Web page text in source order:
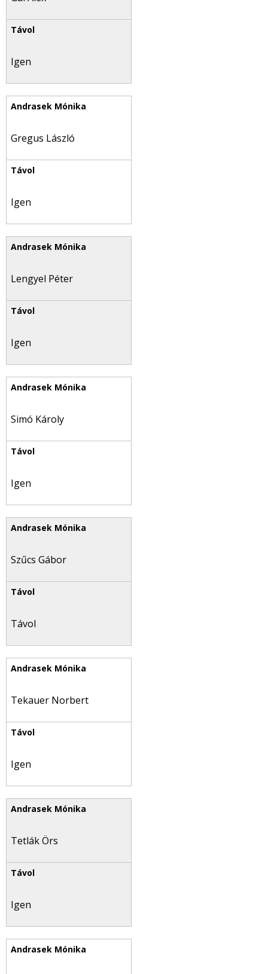
Igen
Gregus László
Igen
Lengyel Péter
Igen
Simó Károly
Igen
Szűcs Gábor
Távol
Tekauer Norbert
Igen
Tetlák Örs
Igen